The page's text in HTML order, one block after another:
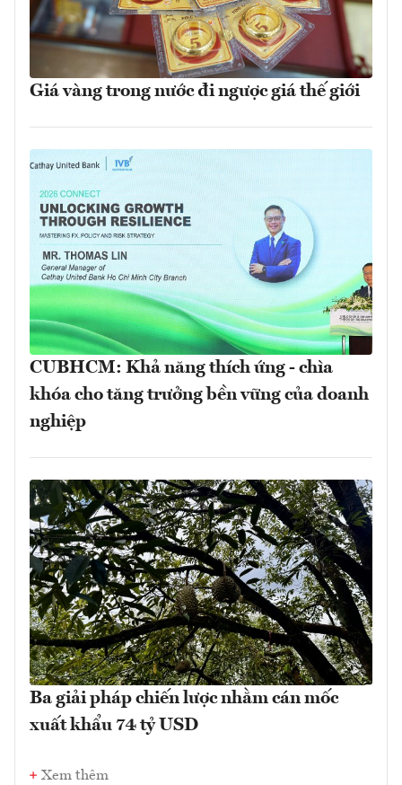
Giá vàng trong nước đi ngược giá thế giới
CUBHCM: Khả năng thích ứng - chìa
khóa cho tăng trưởng bền vững của doanh
nghiệp
Ba giải pháp chiến lược nhằm cán mốc
xuất khẩu 74 tỷ USD
Xem thêm